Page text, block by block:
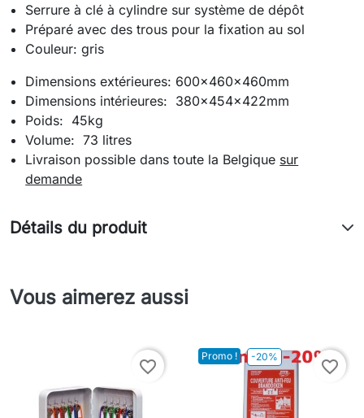
Serrure à clé à cylindre sur système de dépôt
Préparé avec des trous pour la fixation au sol
Couleur: gris
Dimensions extérieures: 600x460x460mm
Dimensions intérieures: 380x454x422mm
Poids: 45kg
Volume: 73 litres
Livraison possible dans toute la Belgique sur
demande
Détails du produit
Vous aimerez aussi
favorite_border
Promo ! -20%
favorite_border